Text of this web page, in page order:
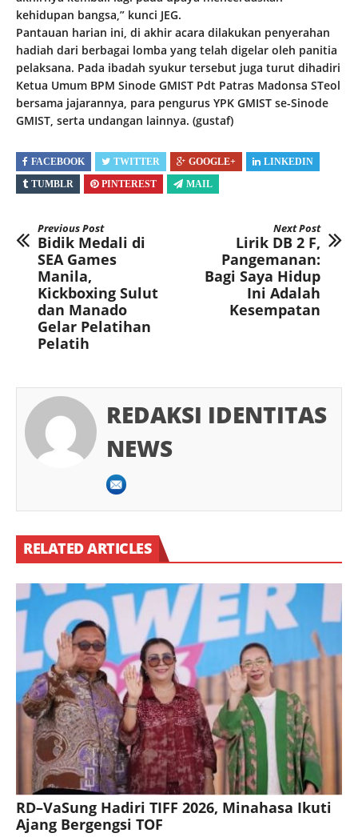
kehidupan bangsa,” kunci JEG.
Pantauan harian ini, di akhir acara dilakukan penyerahan
hadiah dari berbagai lomba yang telah digelar oleh panitia
pelaksana. Pada ibadah syukur tersebut juga turut dihadiri
Ketua Umum BPM Sinode GMIST Pdt Patras Madonsa STeol
bersama jajarannya, para pengurus YPK GMIST se-Sinode
GMIST, serta undangan lainnya. (gustaf)
FACEBOOK TWITTER GOOGLE+
LINKEDIN
TUMBLR
PINTEREST MAIL
Previous Post
Bidik Medali di
SEA Games
Manila,
Kickboxing Sulut
dan Manado
Gelar Pelatihan
Pelatih
Next Post
Lirik DB 2 F,
Pangemanan:
Bagi Saya Hidup
Ini Adalah
Kesempatan
REDAKSI IDENTITAS
NEWS
RELATED ARTICLES
RD–VaSung Hadiri TIFF 2026, Minahasa Ikuti
Ajang Bergengsi TOF